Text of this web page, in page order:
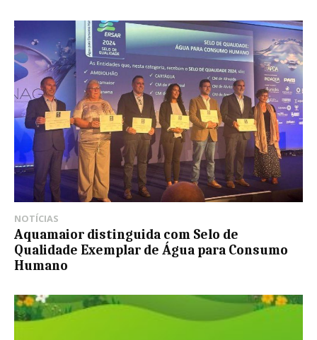
NOTÍCIAS
Aquamaior distinguida com Selo de
Qualidade Exemplar de Água para Consumo
Humano